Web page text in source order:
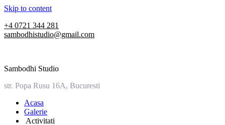
Skip to content
+4 0721 344 281
sambodhistudio@gmail.com
Sambodhi Studio
str. Popa Rusu 16A, Bucuresti
‎Acasa
Galerie
‎ ‎Activitati‎